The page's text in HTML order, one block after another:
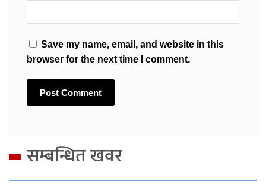
Save my name, email, and website in this
browser for the next time I comment.
सम्बन्धित खवर